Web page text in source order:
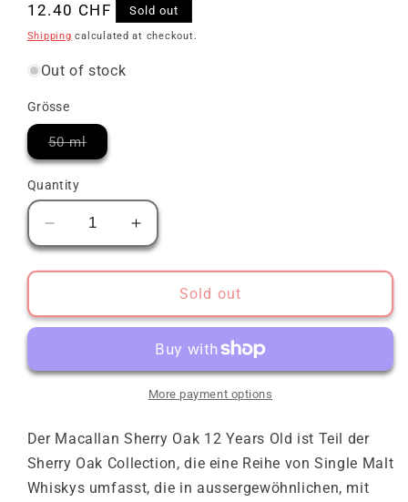
Regular
price
12.40 CHF Sold out
Shipping calculated at checkout.
Out of stock
Grösse
50 mlVariant
sold
out
Quantity
Decrease
quantity
for
12
Years
Oak
Increase
quantity
for
Macallan
12
Years
Sherry
Oak
Cask
Sold out
More payment options
Der Macallan Sherry Oak 12 Years Old ist Teil der
Sherry Oak Collection, die eine Reihe von Single Malt
Whiskys umfasst, die in aussergewöhnlichen, mit